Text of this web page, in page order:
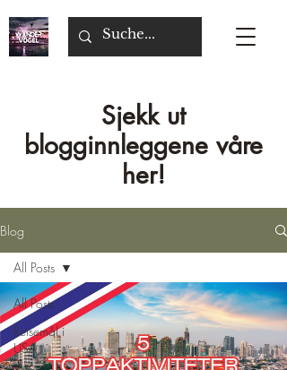
Sjekk ut
blogginnleggene våre
her!
Blog
All Posts
Reisemål i
USA
All Posts